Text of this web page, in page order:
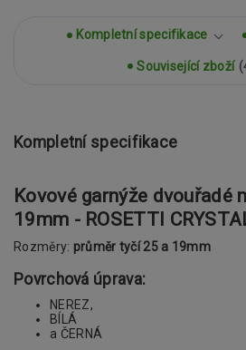
Kompletní specifikace
Související zboží
Kompletní specifikace
Kovové garnýže dvouřadé
19mm - ROSETTI
Rozměry: průměr tyčí 25 a 19mm
Povrchová úprava:
NEREZ,
BÍLÁ
a ČERNÁ